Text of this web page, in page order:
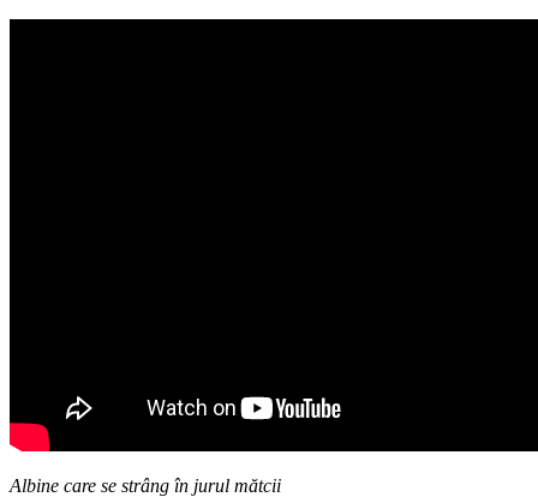
Albine care se strâng în jurul mătcii